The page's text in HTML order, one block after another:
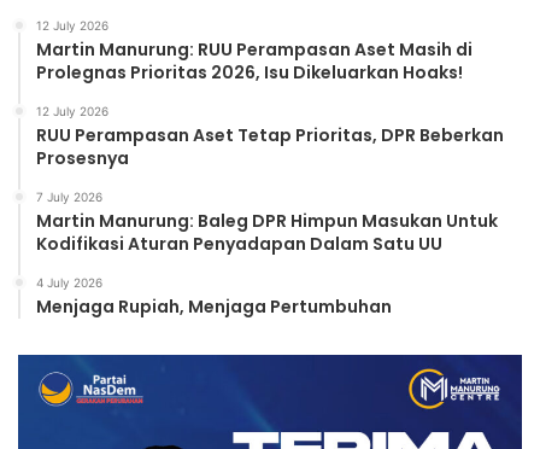
12 July 2026
Martin Manurung: RUU Perampasan Aset Masih di
Prolegnas Prioritas 2026, Isu Dikeluarkan Hoaks!
12 July 2026
RUU Perampasan Aset Tetap Prioritas, DPR Beberkan
Prosesnya
7 July 2026
Martin Manurung: Baleg DPR Himpun Masukan Untuk
Kodifikasi Aturan Penyadapan Dalam Satu UU
4 July 2026
Menjaga Rupiah, Menjaga Pertumbuhan